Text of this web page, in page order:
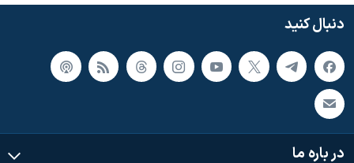
دنبال کنید
در باره ما